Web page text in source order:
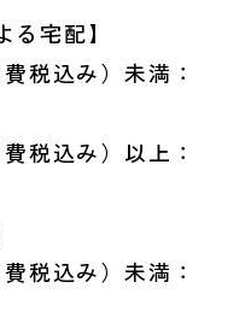
る宅配】
税込み）未満：
税込み）以上：
税込み）未満：